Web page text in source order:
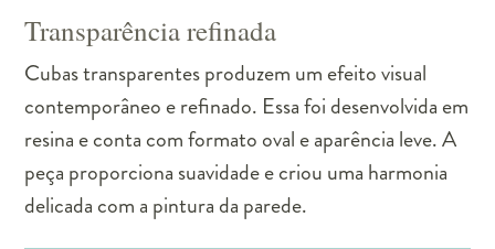
Transparência refinada
Cubas transparentes produzem um efeito visual
contemporâneo e refinado. Essa foi desenvolvida em
resina e conta com formato oval e aparência leve. A
peça proporciona suavidade e criou uma harmonia
delicada com a pintura da parede.